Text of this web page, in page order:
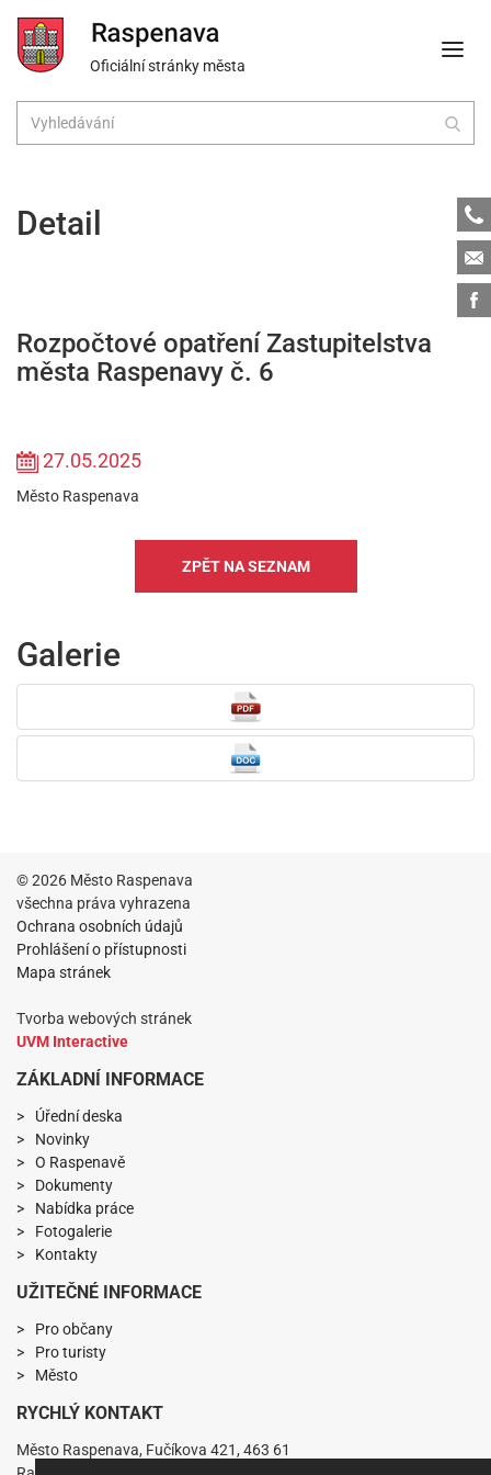
Oficiální stránky města
Detail
Rozpočtové opatření Zastupitelstva
města Raspenavy č. 6
27.05.2025
Město Raspenava
ZPĚT NA SEZNAM
Galerie
© 2026 Město Raspenava
všechna práva vyhrazena
Ochrana osobních údajů
Prohlášení o přístupnosti
Mapa stránek
Tvorba webových stránek
UVM Interactive
ZÁKLADNÍ INFORMACE
Úřední deska
Novinky
O Raspenavě
Dokumenty
Nabídka práce
Fotogalerie
Kontakty
UŽITEČNÉ INFORMACE
Pro občany
Pro turisty
Město
RYCHLÝ KONTAKT
Město Raspenava, Fučíkova 421, 463 61